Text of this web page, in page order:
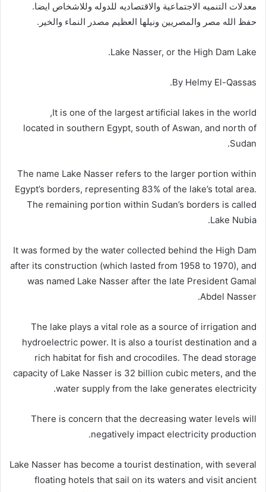
معدلات التنميه الاجتماعية والاقتصاديه للدوله وللاشخاص ايضا.
حفظ الله مصر والمصريين ونيلها العظيم مصدر النماء والخير.
Lake Nasser, or the High Dam Lake.
By Helmy El-Qassas.
It is one of the largest artificial lakes in the world,
located in southern Egypt, south of Aswan, and north of
Sudan.
The name Lake Nasser refers to the larger portion within
Egypt’s borders, representing 83% of the lake’s total area.
The remaining portion within Sudan’s borders is called
Lake Nubia.
It was formed by the water collected behind the High Dam
after its construction (which lasted from 1958 to 1970), and
was named Lake Nasser after the late President Gamal
Abdel Nasser.
The lake plays a vital role as a source of irrigation and
hydroelectric power. It is also a tourist destination and a
rich habitat for fish and crocodiles. The dead storage
capacity of Lake Nasser is 32 billion cubic meters, and the
water supply from the lake generates electricity.
There is concern that the decreasing water levels will
negatively impact electricity production.
Lake Nasser has become a tourist destination, with several
floating hotels that sail on its waters and visit ancient